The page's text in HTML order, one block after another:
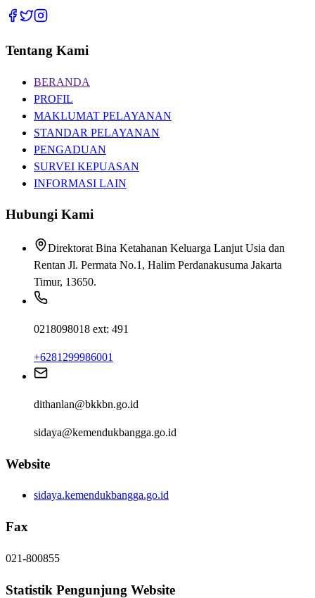
Tentang Kami
BERANDA
PROFIL
MAKLUMAT PELAYANAN
STANDAR PELAYANAN
PENGADUAN
SURVEI KEPUASAN
INFORMASI LAIN
Hubungi Kami
Direktorat Bina Ketahanan Keluarga Lanjut Usia dan
Rentan Jl. Permata No.1, Halim Perdanakusuma Jakarta
Timur, 13650.
0218098018 ext: 491
+6281299986001
dithanlan@bkkbn.go.id
sidaya@kemendukbangga.go.id
Website
sidaya.kemendukbangga.go.id
Fax
021-800855
Statistik Pengunjung Website